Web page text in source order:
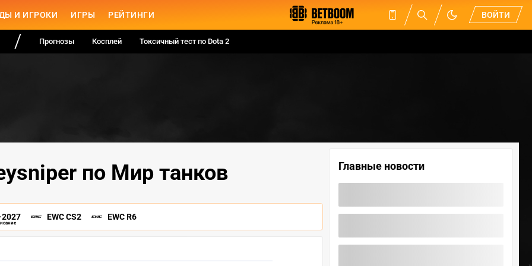
И ИГРОКИ ИГРЫ РЕЙТИНГИ ВОЙТИ
Прогнозы Косплей Токсичный тест по Dota 2
по Мир танков
EWC CS2 EWC R6
Главные новости